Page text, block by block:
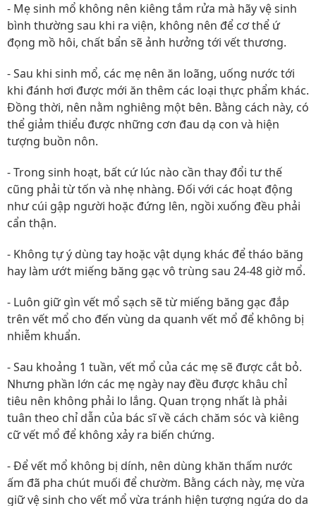
- Mẹ sinh mổ không nên kiêng tắm rửa mà hãy vệ sinh
bình thường sau khi ra viện, không nên để cơ thể ứ
đọng mồ hôi, chất bẩn sẽ ảnh hưởng tới vết thương.
- Sau khi sinh mổ, các mẹ nên ăn loãng, uống nước tới
khi đánh hơi được mới ăn thêm các loại thực phẩm khác.
Đồng thời, nên nằm nghiêng một bên. Bằng cách này, có
thể giảm thiểu được những cơn đau dạ con và hiện
tượng buồn nôn.
- Trong sinh hoạt, bất cứ lúc nào cần thay đổi tư thế
cũng phải từ tốn và nhẹ nhàng. Đối với các hoạt động
như cúi gập người hoặc đứng lên, ngồi xuống đều phải
cẩn thận.
- Không tự ý dùng tay hoặc vật dụng khác để tháo băng
hay làm ướt miếng băng gạc vô trùng sau 24-48 giờ mổ.
- Luôn giữ gìn vết mổ sạch sẽ từ miếng băng gạc đắp
trên vết mổ cho đến vùng da quanh vết mổ để không bị
nhiễm khuẩn.
- Sau khoảng 1 tuần, vết mổ của các mẹ sẽ được cắt bỏ.
Nhưng phần lớn các mẹ ngày nay đều được khâu chỉ
tiêu nên không phải lo lắng. Quan trọng nhất là phải
tuân theo chỉ dẫn của bác sĩ về cách chăm sóc và kiêng
cữ vết mổ để không xảy ra biến chứng.
- Để vết mổ không bị dính, nên dùng khăn thấm nước
ấm đã pha chút muối để chườm. Bằng cách này, mẹ vừa
giữ vệ sinh cho vết mổ vừa tránh hiện tượng ngứa do da